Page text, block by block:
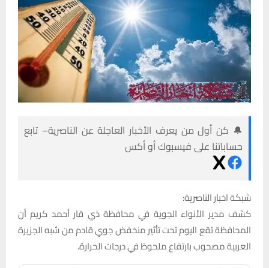
🔔 كن أول من يعرف الأخبار العاجلة عن الناصرية– تابع
حساباتنا على فيسبوك أو أكس
شبكة اخبار الناصرية:
كشف مدير الأنواء الجوية في محافظة ذي قار أحمد كريم أن
المحافظة تقع اليوم تحت تأثير منخفض جوي قادم من شبه الجزيرة
العربية مصحوب بارتفاع ملحوظ في درجات الحرارة.